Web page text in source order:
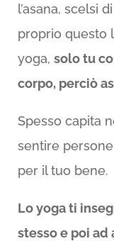
l’asana, scelsi
proprio questo
yoga, solo tu
corpo, perciò
Spesso capita
sentire
per il tuo bene.
Lo yoga ti
stesso e poi ad